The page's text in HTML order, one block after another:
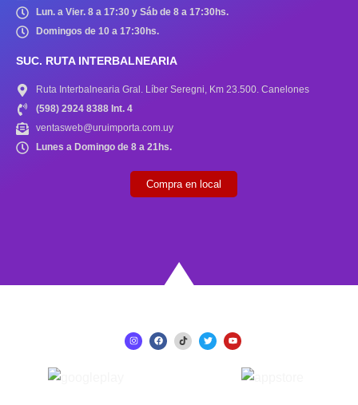
Lun. a Vier. 8 a 17:30 y Sáb de 8 a 17:30hs.
Domingos de 10 a 17:30hs.
SUC. RUTA INTERBALNEARIA
Ruta Interbalnearia Gral. Líber Seregni, Km 23.500. Canelones
(598) 2924 8388 Int. 4
ventasweb@uruimporta.com.uy
Lunes a Domingo de 8 a 21hs.
Compra en local